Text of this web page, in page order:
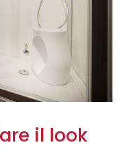
il look